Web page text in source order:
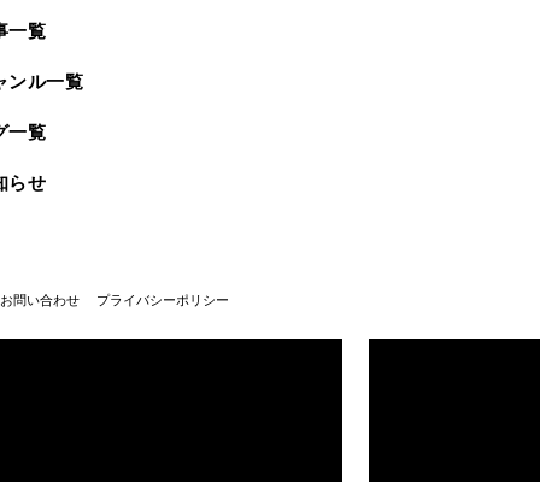
一覧
ンル一覧
一覧
らせ
お問い合わせ プライバシーポリシー